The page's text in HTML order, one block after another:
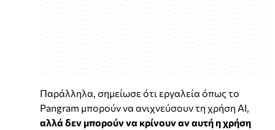
Παράλληλα, σημείωσε ότι εργαλεία όπως το
Pangram μπορούν να ανιχνεύσουν τη χρήση AI,
αλλά δεν μπορούν να κρίνουν αν αυτή η χρήση